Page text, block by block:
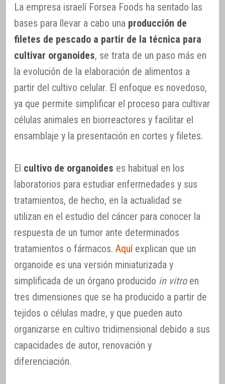
La empresa israelí Forsea Foods ha sentado las
bases para llevar a cabo una producción de
filetes de pescado a partir de la técnica para
cultivar organoides, se trata de un paso más en
la evolución de la elaboración de alimentos a
partir del cultivo celular. El enfoque es novedoso,
ya que permite simplificar el proceso para cultivar
células animales en biorreactores y facilitar el
ensamblaje y la presentación en cortes y filetes.
El cultivo de organoides es habitual en los
laboratorios para estudiar enfermedades y sus
tratamientos, de hecho, en la actualidad se
utilizan en el estudio del cáncer para conocer la
respuesta de un tumor ante determinados
tratamientos o fármacos. Aquíexplican que un
organoide es una versión miniaturizada y
simplificada de un órgano producido in vitroen
tres dimensiones que se ha producido a partir de
tejidos o células madre, y que pueden auto
organizarse en cultivo tridimensional debido a sus
capacidades de autor, renovación y
diferenciación.